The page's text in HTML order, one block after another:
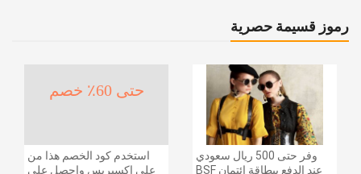
رموز قسيمة حصرية
حتى 60٪ خصم
استخدم كود الخصم هذا من
علي إكسبريس واحصل على
وفر حتى 500 ريال سعودي
عند الدفع ببطاقة ائتمان BSF